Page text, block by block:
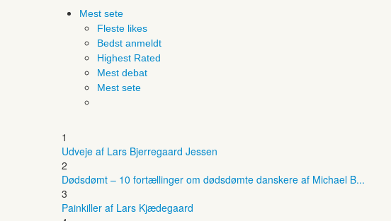
Mest sete
Fleste likes
Bedst anmeldt
Highest Rated
Mest debat
Mest sete
1
Udveje af Lars Bjerregaard Jessen
2
Dødsdømt – 10 fortællinger om dødsdømte danskere af Michael B...
3
Painkiller af Lars Kjædegaard